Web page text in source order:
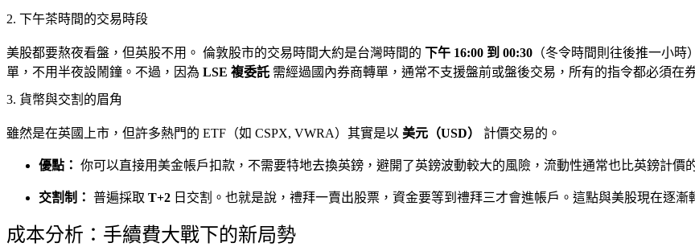
2. 下午茶時間的交易時段
美股都要熬夜看盤，但英股不用。 倫敦股市的交易時間大約是台灣時間的 下午 16:00 到 00:30 （冬令時間則往後推一小
單，不用半夜設鬧鐘。不過，因為 LSE 複委託 需經過國內券商轉單，通常不支援盤前或盤後交易，所有的指令都必須在
3. 貨幣與交割的眉角
雖然是在英國上市，但許多熱門的 ETF（如 CSPX, VWRA）其實是以 美元（USD） 計價交易的。
優點： 你可以直接用美金帳戶扣款，不需要特地去換英鎊，避開了英鎊波動較大的風險，流動性通常也比英鎊計價
交割制： 普遍採取 T+2 日交割。也就是說，禮拜一賣出股票，資金要等到禮拜三才會進帳戶。這點與美股現在逐漸
成本分析：手續費大戰下的新局勢